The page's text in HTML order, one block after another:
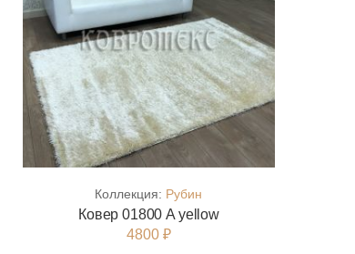
Коллекция: Рубин
Ковер 01800 A yellow
4800 ₽